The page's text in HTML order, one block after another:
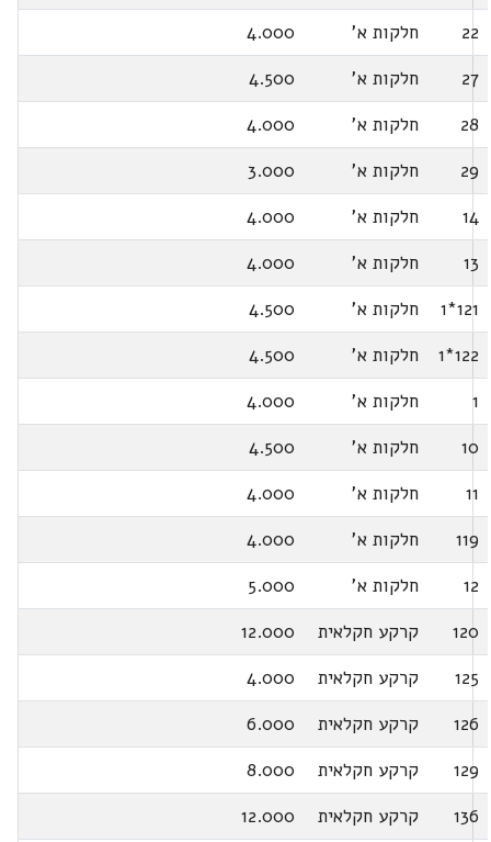
22
חלקות א'
4.000
27
חלקות א'
4.500
28
חלקות א'
4.000
29
חלקות א'
3.000
14
חלקות א'
4.000
13
חלקות א'
4.000
121*1
חלקות א'
4.500
122*1
חלקות א'
4.500
1
חלקות א'
4.000
10
חלקות א'
4.500
11
חלקות א'
4.000
119
חלקות א'
4.000
12
חלקות א'
5.000
120
קרקע חקלאית
12.000
125
קרקע חקלאית
4.000
126
קרקע חקלאית
6.000
129
קרקע חקלאית
8.000
136
קרקע חקלאית 12.000